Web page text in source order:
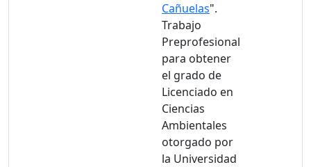
Cañuelas".
Trabajo
Preprofesional
para obtener
el grado de
Licenciado en
Ciencias
Ambientales
otorgado por
la Universidad